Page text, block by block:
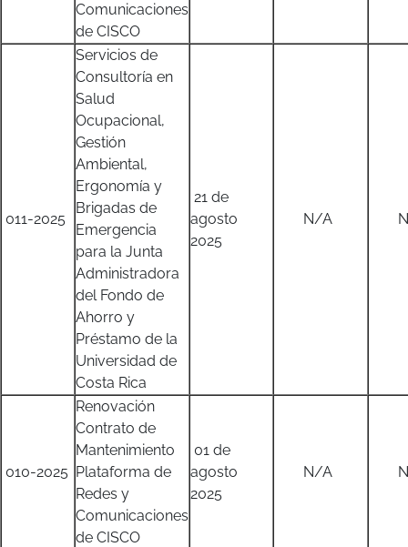
Comunicaciones
de CISCO
011-2025
Servicios de
Consultoría en
Salud
Ocupacional,
Gestión
Ambiental,
Ergonomía y
Brigadas de
Emergencia
para la Junta
Administradora
del Fondo de
Ahorro y
Préstamo de la
Universidad de
Costa Rica
21 de
agosto
2025
N/A
010-2025
Renovación
Contrato de
Mantenimiento
Plataforma de
Redes y
Comunicaciones
de CISCO
01 de
agosto
2025
N/A